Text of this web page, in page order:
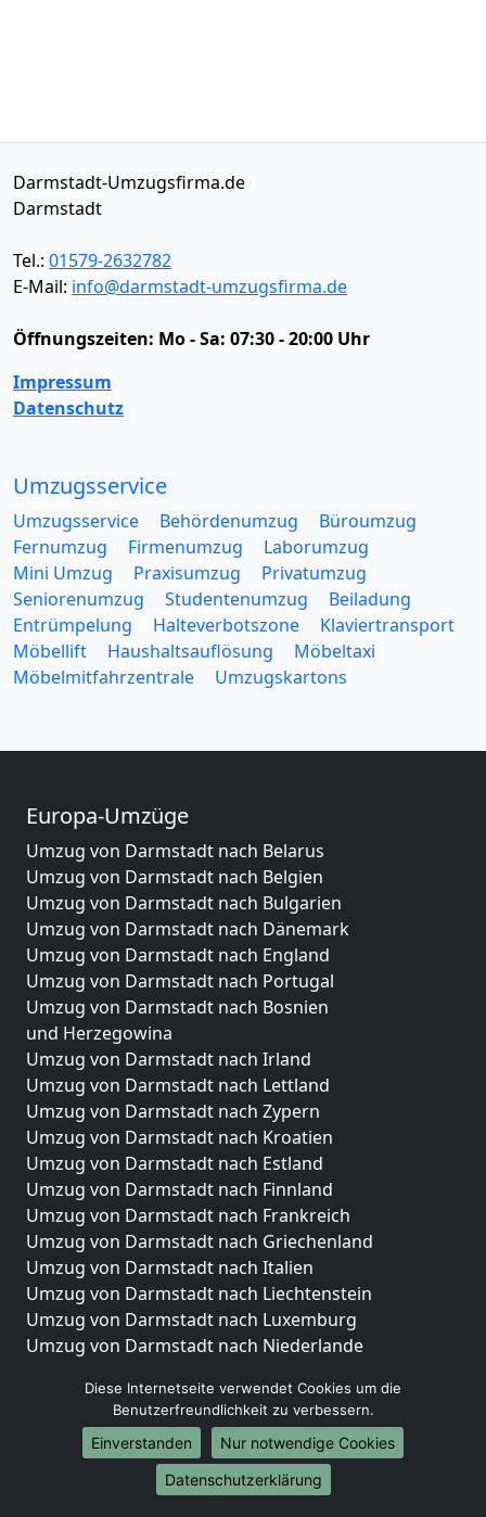
Darmstadt-Umzugsfirma.de
Darmstadt
Tel.: 01579-2632782
E-Mail: info@darmstadt-umzugsfirma.de
Öffnungszeiten: Mo - Sa: 07:30 - 20:00 Uhr
Impressum
Datenschutz
Umzugsservice
Umzugsservice Behördenumzug
Büroumzug
Fernumzug
Firmenumzug
Laborumzug
Mini Umzug
Praxisumzug
Privatumzug
Seniorenumzug
Studentenumzug
Beiladung
Entrümpelung
Halteverbotszone
Klaviertransport
Möbellift
Haushaltsauflösung
Möbeltaxi
Möbelmitfahrzentrale
Umzugskartons
Europa-Umzüge
Umzug von Darmstadt nach Belarus
Umzug von Darmstadt nach Belgien
Umzug von Darmstadt nach Bulgarien
Umzug von Darmstadt nach Dänemark
Umzug von Darmstadt nach England
Umzug von Darmstadt nach Portugal
Umzug von Darmstadt nach Bosnien
und Herzegowina
Umzug von Darmstadt nach Irland
Umzug von Darmstadt nach Lettland
Umzug von Darmstadt nach Zypern
Umzug von Darmstadt nach Kroatien
Umzug von Darmstadt nach Estland
Umzug von Darmstadt nach Finnland
Umzug von Darmstadt nach Frankreich
Umzug von Darmstadt nach Griechenland
Umzug von Darmstadt nach Italien
Umzug von Darmstadt nach Liechtenstein
Umzug von Darmstadt nach Luxemburg
Umzug von Darmstadt nach Niederlande
Umzüge-Deutschlandweit
Umzug von Darmstadt nach Berlin
Umzug von Darmstadt nach Hamburg
Umzug von Darmstadt nach München
Diese Internetseite verwendet Cookies um die
Benutzerfreundlichkeit zu verbessern.
Einverstanden
Nur notwendige Cookies
Datenschutzerklärung